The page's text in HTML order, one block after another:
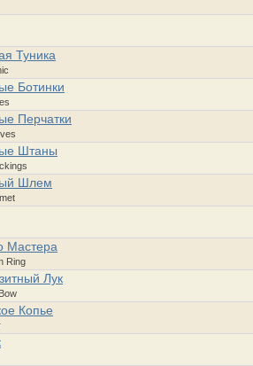
Туника
Ботинки
Перчатки
Штаны
Шлем
Мастера
Ring
Лук
Копье